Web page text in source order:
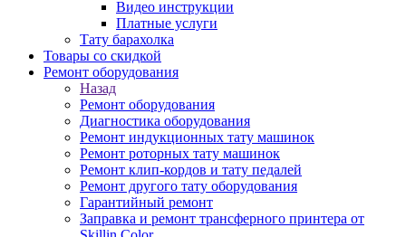
Видео инструкции
Платные услуги
Тату барахолка
Товары со скидкой
Ремонт оборудования
Назад
Ремонт оборудования
Диагностика оборудования
Ремонт индукционных тату машинок
Ремонт роторных тату машинок
Ремонт клип-кордов и тату педалей
Ремонт другого тату оборудования
Гарантийный ремонт
Заправка и ремонт трансферного принтера от